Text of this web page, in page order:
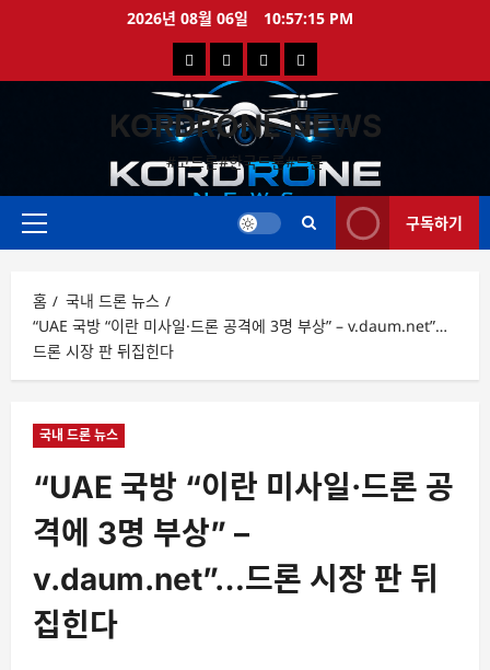
로
2026년 08월 06일 10:57:16 PM
국
내
드
론
뉴
해
외
드
론
뉴
드
영
상
드
론
특
가
KORDRONE NEWS
#코드론#한국드론#드론
주
구독하기
홈
국내 드론 뉴스
“UAE 국방 “이란 미사일·드론 공격에 3명 부상” – v.daum.net”…
드론 시장 판 뒤집힌다
국내 드론 뉴스
“UAE 국방 “이란 미사일·드론 공
격에 3명 부상” –
v.daum.net”…드론 시장 판 뒤
집힌다